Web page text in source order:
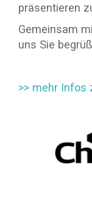
präsentieren
Gemeinsam
uns Sie
>> mehr Infos